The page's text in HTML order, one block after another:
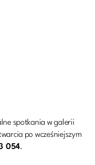
spotkania w galerii
po wcześniejszym
054.